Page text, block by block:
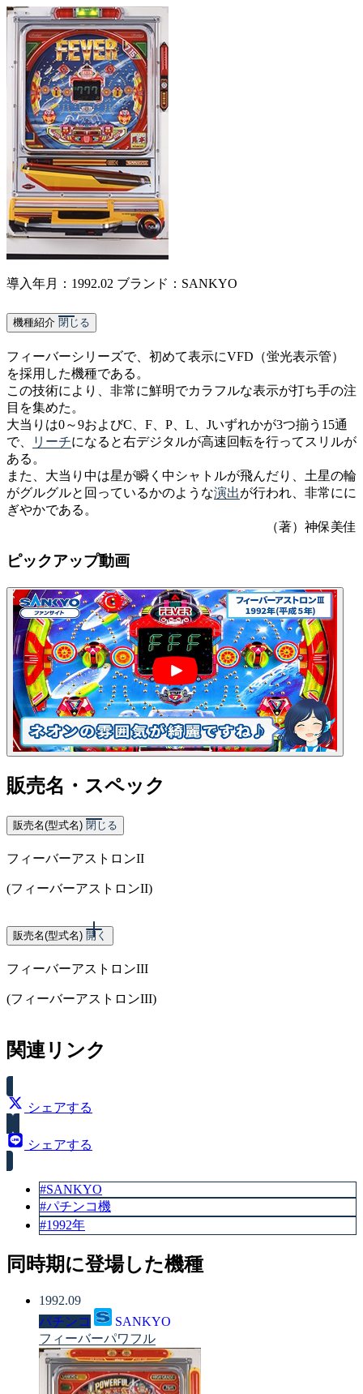
導入年月：1992.02 ブランド：SANKYO
機種紹介 閉じる
フィーバーシリーズで、初めて表示にVFD（蛍光表示管）
を採用した機種である。
この技術により、非常に鮮明でカラフルな表示が打ち手の注
目を集めた。
大当りは0～9およびC、F、P、L、Jいずれかが3つ揃う15通
で、
リーチになると右デジタルが高速回転を行ってスリルが
ある。
また、大当り中は星が瞬く中シャトルが飛んだり、土星の輪
がグルグルと回っているかのような演出が行われ、非常にに
ぎやかである。
（著）神保美佳
ピックアップ動画
販売名・スペック
販売名(型式名) 閉じる
フィーバーアストロンII
(フィーバーアストロンII)
販売名(型式名) 開く
フィーバーアストロンIII
(フィーバーアストロンIII)
スペック
大当り確率（1/245）
関連リンク
シェアする
シェアする
#SANKYO
#パチンコ機
#1992年
同時期に登場した機種
1992.09
パチンコ
SANKYO
フィーバーパワフル